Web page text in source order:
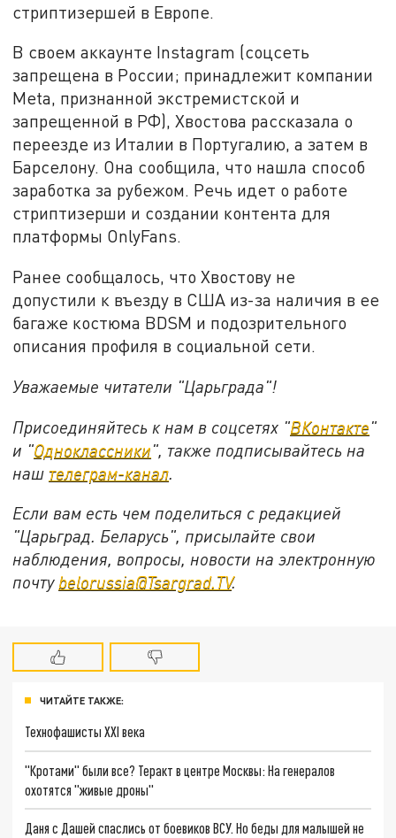
стриптизершей в Европе.
В своем аккаунте Instagram (соцсеть
запрещена в России; принадлежит компании
Meta, признанной экстремистской и
запрещенной в РФ), Хвостова рассказала о
переезде из Италии в Португалию, а затем в
Барселону. Она сообщила, что нашла способ
заработка за рубежом. Речь идет о работе
стриптизерши и создании контента для
платформы OnlyFans.
Ранее сообщалось, что Хвостову не
допустили к въезду в США из-за наличия в ее
багаже костюма BDSM и подозрительного
описания профиля в социальной сети.
Уважаемые читатели "Царьграда"!
Присоединяйтесь к нам в соцсетях "ВКонтакте"
и "Одноклассники", также подписывайтесь на
наш телеграм-канал
Если вам есть чем поделиться с редакцией
"Царьград. Беларусь", присылайте свои
наблюдения, вопросы, новости на электронную
почту belorussia@Tsargrad.TV.
ЧИТАЙТЕ ТАКЖЕ:
Технофашисты XXI века
"Кротами" были все? Теракт в центре Москвы: На генералов
охотятся "живые дроны"
Даня с Дашей спаслись от боевиков ВСУ. Но беды для малышей не